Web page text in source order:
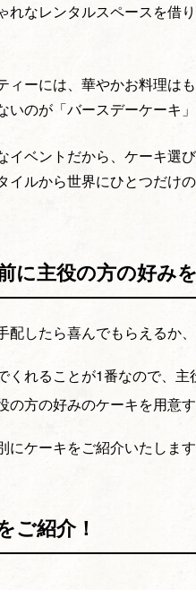
れなレンタルスペースを借
ィーには、華やかお料理はも
いのが「バースデーケーキ」
イベントだから、ケーキ選
イルから世界にひとつだけ
に主役の方の好み
配したら喜んでもらえるか
くれることが1番なので、
の方の好みのケーキを用意
にケーキをご紹介いたします
ご紹介！